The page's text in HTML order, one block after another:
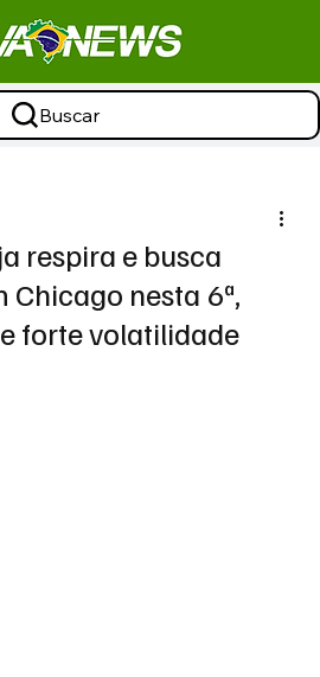
Buscar
respira e busca
nesta 6ª,
forte volatilidade